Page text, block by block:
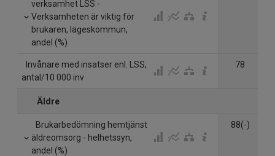
verksamhet LSS -
Verksamheten är viktig för
brukaren, lägeskommun,
andel (%)
Invånare med insatser enl. LSS,
antal/10 000 inv
78
Äldre
Brukarbedömning hemtjänst
äldreomsorg - helhetssyn,
andel (%)
88(-)